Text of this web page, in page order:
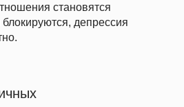
становятся
депрессия